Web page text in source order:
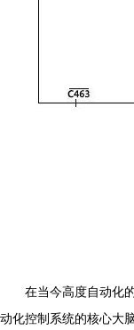
在当今高度自动化
动化控制系统的核心大